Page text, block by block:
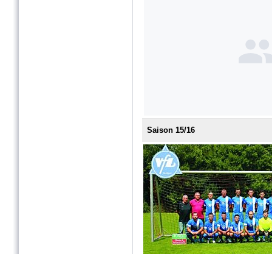
Saison 15/16